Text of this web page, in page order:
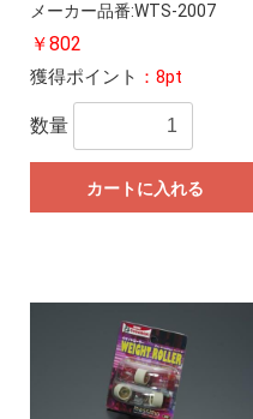
メーカー品番:WTS-2007
￥802
獲得ポイント ：8pt
数量
カートに入れる